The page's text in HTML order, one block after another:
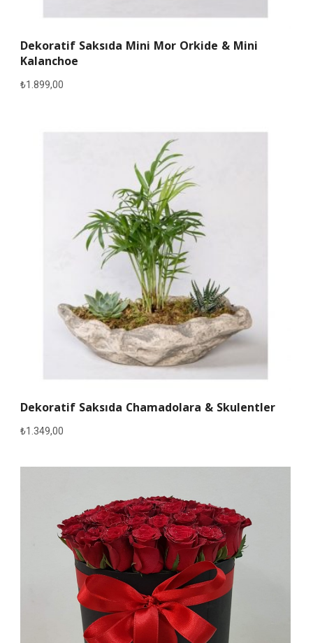
Dekoratif Saksıda Mini Mor Orkide & Mini
Kalanchoe
₺1.899,00
Dekoratif Saksıda Chamadolara & Skulentler
₺1.349,00